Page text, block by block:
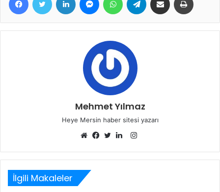
Mehmet Yılmaz
Heye Mersin haber sitesi yazarı
sitesi
Instagram
İlgili Makaleler